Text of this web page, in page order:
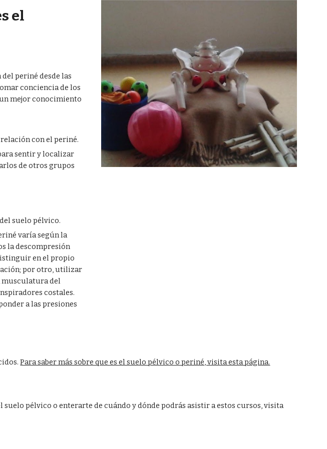
el
periné desde las
conciencia de los
mejor conocimiento
con el periné.
sentir y localizar
de otros grupos
suelo pélvico.
varía según la
la descompresión
en el propio
por otro, utilizar
musculatura del
costales.
a las presiones
Para saber más sobre que es el suelo pélvico o periné, visita esta página.
pélvico o enterarte de cuándo y dónde podrás asistir a estos cursos, visita